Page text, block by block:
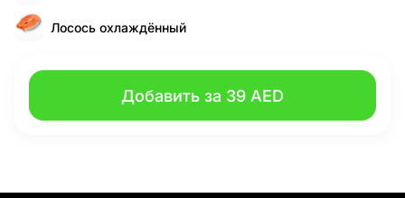
Лосось охлаждённый
Добавить за 39 AED